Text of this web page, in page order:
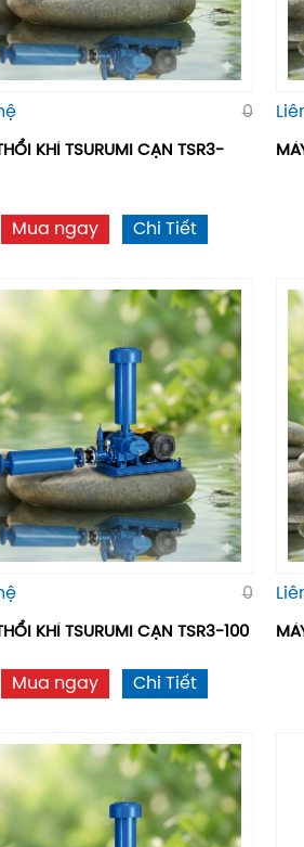
0
KHÍ TSURUMI CẠN TSR3-
Mua ngay Chi Tiết
0
KHÍ TSURUMI CẠN TSR3-100
Mua ngay Chi Tiết